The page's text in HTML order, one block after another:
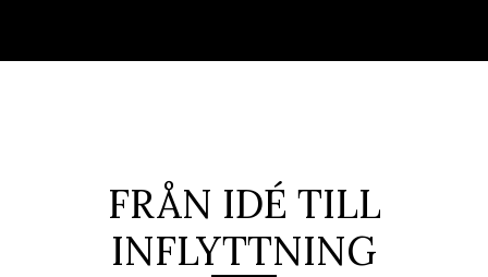
FRÅN IDÉ TILL
INFLYTTNING